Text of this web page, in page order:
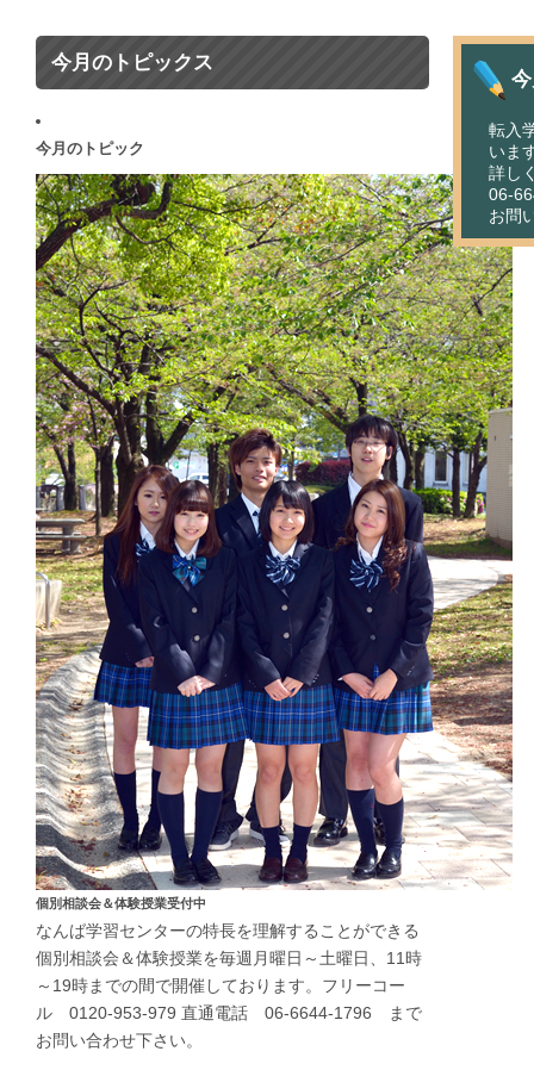
今月のトピックス
今月のトピック
個別相談会＆体験授業受付中
なんば学習センターの特長を理解することができる
個別相談会＆体験授業を毎週月曜日～土曜日、11時
～19時までの間で開催しております。フリーコー
ル 0120-953-979 直通電話 06-6644-1796 まで
お問い合わせ下さい。
転入
いま
詳し
06-
お問